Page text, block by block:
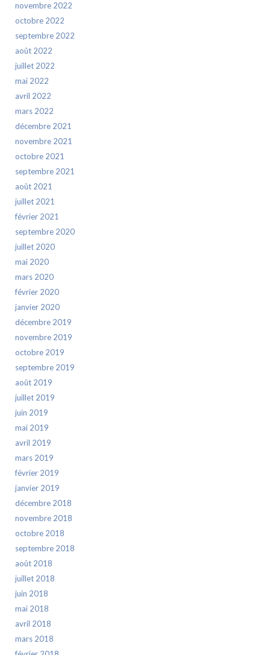
novembre 2022
octobre 2022
septembre 2022
août 2022
juillet 2022
mai 2022
avril 2022
mars 2022
décembre 2021
novembre 2021
octobre 2021
septembre 2021
août 2021
juillet 2021
février 2021
septembre 2020
juillet 2020
mai 2020
mars 2020
février 2020
janvier 2020
décembre 2019
novembre 2019
octobre 2019
septembre 2019
août 2019
juillet 2019
juin 2019
mai 2019
avril 2019
mars 2019
février 2019
janvier 2019
décembre 2018
novembre 2018
octobre 2018
septembre 2018
août 2018
juillet 2018
juin 2018
mai 2018
avril 2018
mars 2018